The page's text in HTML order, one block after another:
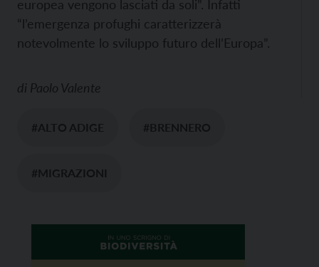
europea vengono lasciati da soli”. Infatti
“l’emergenza profughi caratterizzerà
notevolmente lo sviluppo futuro dell’Europa”.
di Paolo Valente
#ALTO ADIGE #BRENNERO
#MIGRAZIONI